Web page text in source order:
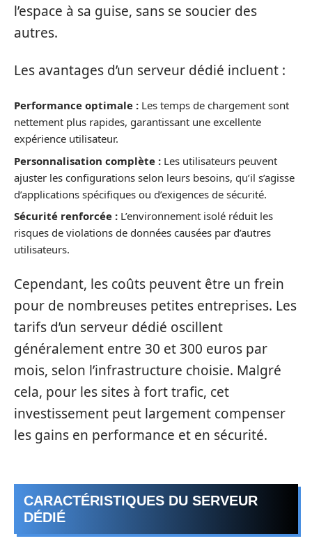
l’espace à sa guise, sans se soucier des
autres.
Les avantages d’un serveur dédié incluent :
Performance optimale : Les temps de chargement sont
nettement plus rapides, garantissant une excellente
expérience utilisateur.
Personnalisation complète : Les utilisateurs peuvent
ajuster les configurations selon leurs besoins, qu’il s’agisse
d’applications spécifiques ou d’exigences de sécurité.
Sécurité renforcée : L’environnement isolé réduit les
risques de violations de données causées par d’autres
utilisateurs.
Cependant, les coûts peuvent être un frein
pour de nombreuses petites entreprises. Les
tarifs d’un serveur dédié oscillent
généralement entre 30 et 300 euros par
mois, selon l’infrastructure choisie. Malgré
cela, pour les sites à fort trafic, cet
investissement peut largement compenser
les gains en performance et en sécurité.
CARACTÉRISTIQUES DU SERVEUR
DÉDIÉ